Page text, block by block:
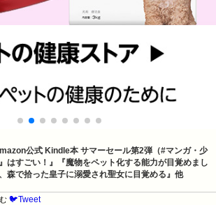
公式 Kindle本 サマーセール第2弾（#マンガ・少
はすごい！』『魔物をペット化する能力が目覚めまし
森で拾った皇子に溺愛され聖女に目覚める』他
🐦Tweet